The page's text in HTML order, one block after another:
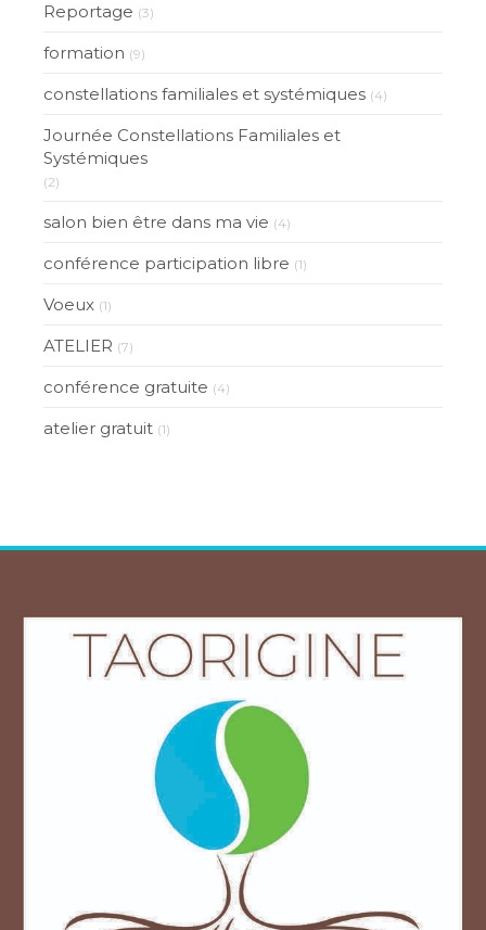
Reportage (3)
formation (9)
constellations familiales et systémiques (4)
Journée Constellations Familiales et
Systémiques
(2)
salon bien être dans ma vie (4)
conférence participation libre (1)
Voeux (1)
ATELIER (7)
conférence gratuite (4)
atelier gratuit (1)